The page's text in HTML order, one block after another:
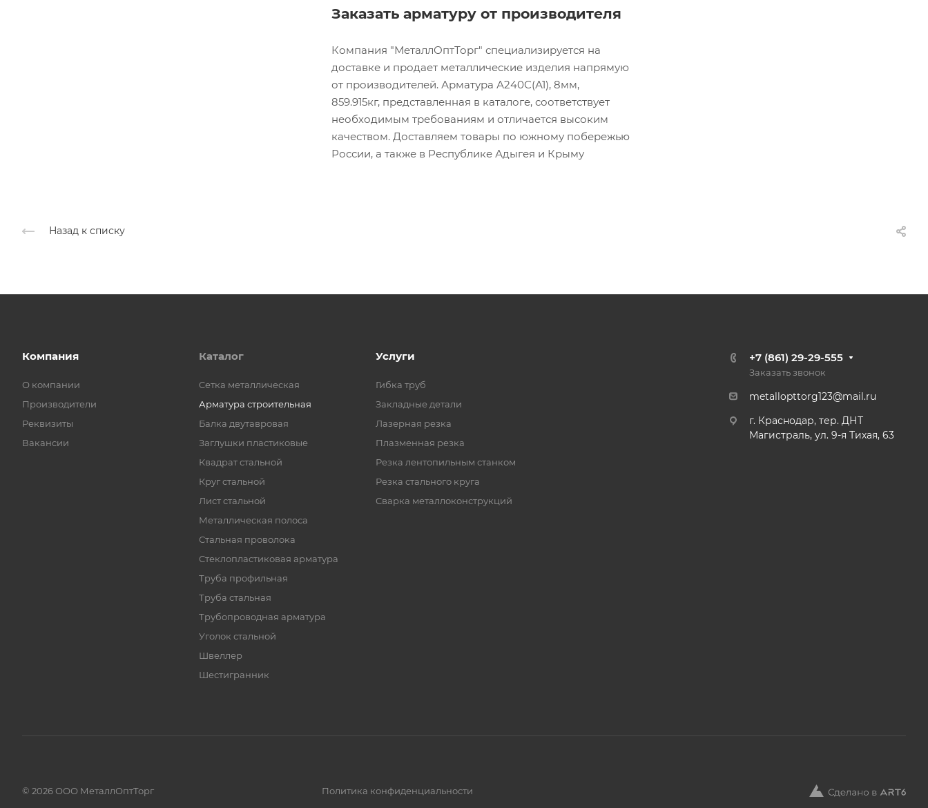
Заказать арматуру от производителя
Компания "МеталлОптТорг" специализируется на
доставке и продает металлические изделия напрямую
от производителей. Арматура А240С(А1), 8мм,
859.915кг, представленная в каталоге, соответствует
необходимым требованиям и отличается высоким
качеством. Доставляем товары по южному побережью
России, а также в Республике Адыгея и Крыму
Назад к списку
Компания
О компании
Производители
Реквизиты
Вакансии
Каталог
Cетка металлическая
Арматура строительная
Балка двутавровая
Заглушки пластиковые
Квадрат стальной
Круг стальной
Лист стальной
Металлическая полоса
Стальная проволока
Стеклопластиковая арматура
Труба профильная
Труба стальная
Трубопроводная арматура
Уголок стальной
Швеллер
Шестигранник
Услуги
Гибка труб
Закладные детали
Лазерная резка
Плазменная резка
Резка лентопильным станком
Резка стального круга
Сварка металлоконструкций
+7 (861) 29-29-555
Заказать звонок
metallopttorg123@mail.ru
г. Краснодар, тер. ДНТ
Магистраль, ул. 9-я Тихая, 63
© 2026 ООО МеталлОптТорг Политика конфиденциальности